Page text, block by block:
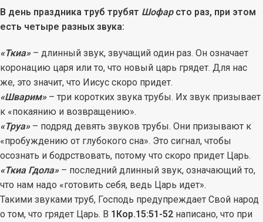
В день праздника труб трубят Шофарсто раз, при этом
есть четыре разных звука:
«Ткиа»– длинный звук, звучащий один раз. Он означает
коронацию царя или то, что новый царь грядет. Для нас
же, это значит, что Иисус скоро придет.
«Шварим»– три коротких звука трубы. Их звук призывает
к «покаянию и возвращению».
«Труа» – подряд девять звуков трубы. Они призывают к
«пробуждению от глубокого сна». Это сигнал, чтобы
осознать и бодрствовать, потому что скоро придет Царь.
«Ткиа Гдола»– последний длинный звук, означающий то,
что нам надо «готовить себя, ведь Царь идет».
Такими звуками труб, Господь предупреждает Свой народ
о том, что грядет Царь. В 1Кор.15:51-52 написано, что при